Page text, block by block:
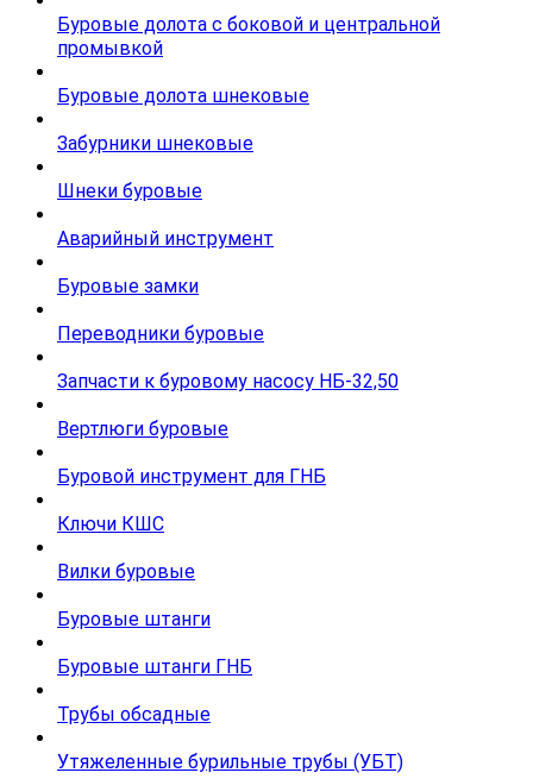
Буровые долота с бoковой и центральной
промывкой
Буровые долота шнековые
Забурники шнековые
Шнеки буровые
Аварийный инструмент
Буровые замки
Переводники буровые
Запчасти к буровому насосу НБ-32,50
Вертлюги буровые
Буровой инструмент для ГНБ
Ключи КШС
Вилки буровые
Буровые штанги
Буровые штанги ГНБ
Трубы обсадные
Утяжеленные бурильные трубы (УБТ)